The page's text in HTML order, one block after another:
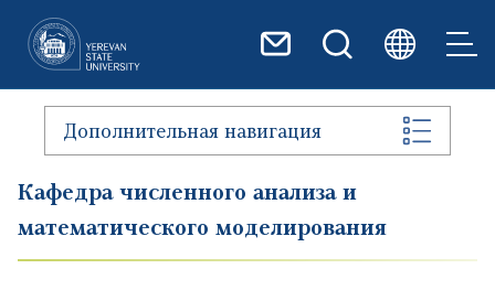
Дополнительная навигация
Кафедра численного анализа и
математического моделирования